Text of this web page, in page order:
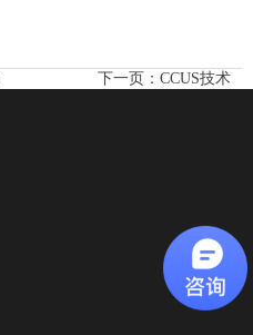
下一页： CCUS技术